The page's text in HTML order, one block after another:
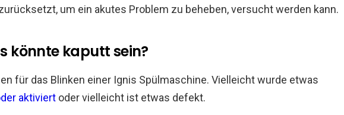
um ein akutes Problem zu beheben, versucht werden kann.
könnte kaputt sein?
für das Blinken einer Ignis Spülmaschine. Vielleicht wurde etwas
aktiviert oder vielleicht ist etwas defekt.